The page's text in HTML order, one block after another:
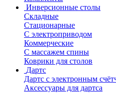
Инверсионные столы
Складные
Стационарные
С электроприводом
Коммерческие
С массажем спины
Коврики для столов
Дартс
Дартс с электронным
Аксессуары для дартса